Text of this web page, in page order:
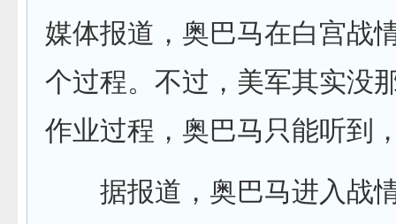
媒体报道，奥巴马在白宫战
个过程。不过，美军其实没
作业过程，奥巴马只能听到
据报道，奥巴马进入战